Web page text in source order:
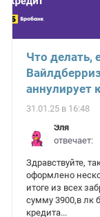
Что делать,
аннулирует
31.01.25 в 16:48
Эля
отвечает:
Здравствуйте,
оформлено
итоге из всех
сумму 3900,в лк
кредита...